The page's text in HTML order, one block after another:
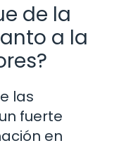
de la
a la
las
fuerte
en